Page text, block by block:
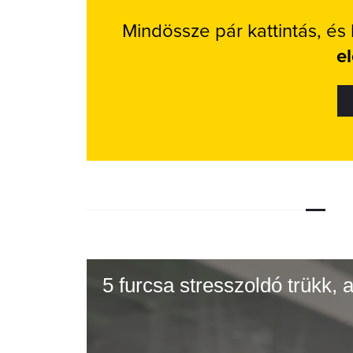
Mindössze pár kattintás,
5 furcsa stresszoldó trükk,